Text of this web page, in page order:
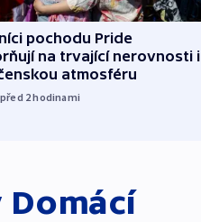
pochodu Pride
na trvající nerovnosti i
atmosféru
před 2hodinami
Domácí